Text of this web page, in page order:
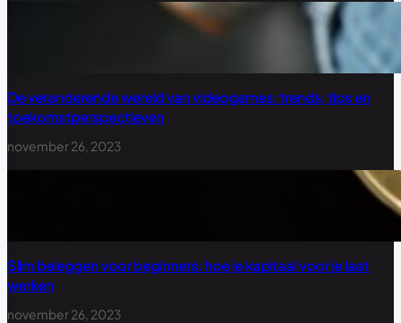
De veranderende wereld van videogames: trends, tips en
toekomstperspectieven
november 26, 2023
Slim beleggen voor beginners: hoe je kapitaal voor je laat
werken
november 26, 2023